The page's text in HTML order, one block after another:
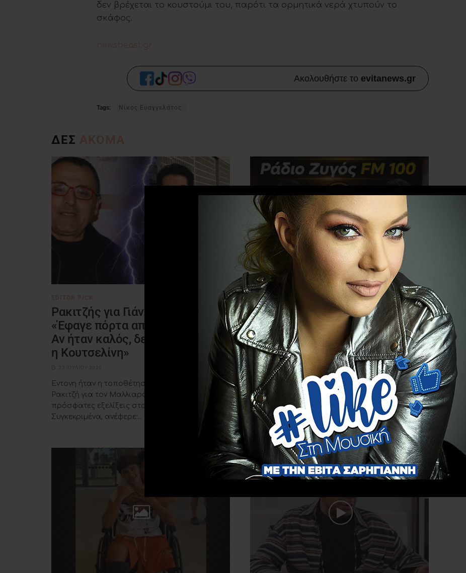
δεν βρέχεται το κουστούμι του, παρότι τα ορμητικά νερά χτυπούν το
σκάφος.
Ακολουθήστε το evitanews.gr
Tags: Νίκος Ευαγγελάτος
ΔΕΣ
Ρακιτζής για Γιάννη Μαλλιαρό:
«Έφαγε πόρτα από τον ΑΝΤ1 –
Αν ήταν καλός, δεν θα τον άφηνε
η Κουτσελίνη»
Έντονη ήταν η τοποθέτηση του Θοδωρή
Ρακιτζή για τον Μαλλιαρό, με αφορμή τις
πρόσφατες εξελίξεις στον τηλεοπτικό χώρο.
Συγκεκριμένα, ανέφερε:...
EDITOR PICK
Ο Αλέξης Ιατρίδης στον Κώστα
Χρυσάνθη: Η συνέντευξη στο
Ράδιο Ζυγός FM 100 (VIDEO)
22 ΙΟΥΛΊΟΥ 2026
Ο αγαπημένος ερμηνευτής Αλέξης Ιατρίδης
βρέθηκε καλεσμένος στην εκπομπή του Κώστα
Χρυσάνθη στο Ράδιο Ζυγός FM 100, χαρίζοντας
στους ακροατές μια...